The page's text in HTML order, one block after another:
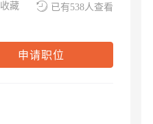
已有538人查看
收藏
申请职位